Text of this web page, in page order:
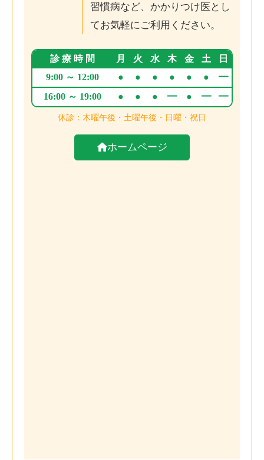
習慣病など、かかりつけ医とし
てお気軽にご利用ください。
ホームページ